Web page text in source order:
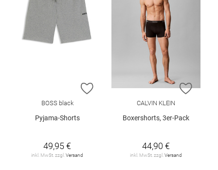
ZUR WUNSCHLISTE HINZUFÜGEN
BOSS black
Pyjama-Shorts
49,95 €
inkl. MwSt. zzgl. Versand
ZUR
CALVIN KLEIN
Boxershorts, 3er-Pack
44,90 €
inkl. MwSt. zzgl. Versand